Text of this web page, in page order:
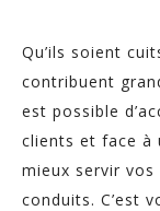
Qu’ils soient
contribuent
est possible
clients et face à
mieux servir vos
conduits. C’est